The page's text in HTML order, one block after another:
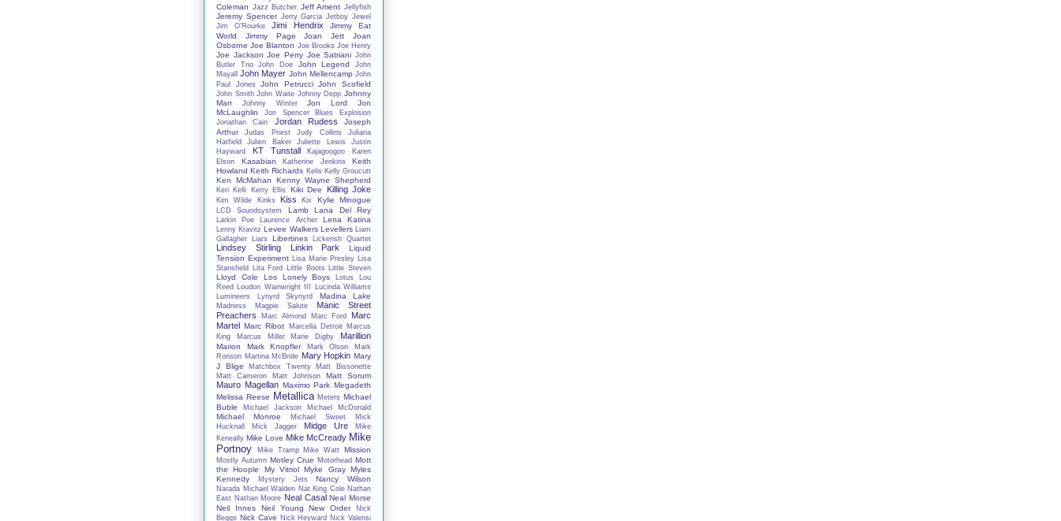
Coleman Jazz Butcher Jeff Ament Jellyfish
Jeremy Spencer Jerry Garcia Jetboy Jewel
Jim O'Rourke
Jimi Hendrix
Jimmy Eat
World
Jimmy Page Joan Jett
Joan
Osborne Joe Blanton Joe Brooks Joe Henry
Joe Jackson Joe Perry Joe Satriani John
Butler Trio
John Doe John Legend
John
Mayall
John Mayer John Mellencamp John
Paul Jones
John Petrucci John Scofield
John Smith John Waite Johnny Depp Johnny
Marr
Johnny Winter Jon Lord
Jon
McLaughlin
Jon Spencer Blues Explosion
Jonathan Cain
Jordan Rudess
Joseph
Arthur
Judas Priest Judy Collins
Juliana
Hatfield
Julien Baker Juliette Lewis
Justin
Hayward
KT Tunstall Kajagoogoo
Karen
Elson
Kasabian Katherine Jenkins
Keith
Howland Keith Richards Kelis Kelly Groucutt
Ken McMahan Kenny Wayne Shepherd
Keri Kelli Kerry Ellis Kiki Dee Killing Joke
Kim Wilde Kinks Kiss Kix Kylie Minogue
LCD Soundsystem Lamb Lana Del Rey
Larkin Poe Laurence Archer Lena Katina
Lenny Kravitz Levee Walkers Levellers
Liam
Gallagher
Liars Libertines Lickerish Quartet
Lindsey Stirling Linkin Park
Liquid
Tension Experiment
Lisa Marie Presley
Lisa
Stansfield
Lita Ford Little Boots Little Steven
Lloyd Cole Los Lonely Boys Lotus
Lou
Reed
Loudon Wainwright III
Lucinda Williams
Lumineers
Lynyrd Skynyrd Madina Lake
Madness Magpie Salute
Manic Street
Preachers
Marc Almond Marc Ford
Marc
Martel Marc Ribot Marcella Detroit
Marcus
King
Marcus Miller Marie Digby Marillion
Marion Mark Knopfler Mark Olson
Mark
Ronson Martina McBride Mary Hopkin Mary
J Blige
Matchbox Twenty
Matt Bissonette
Matt Cameron
Matt Johnson Matt Sorum
Mauro Magellan Maximo Park Megadeth
Melissa Reese
Metallica Meters Michael
Buble
Michael Jackson Michael McDonald
Michael Monroe Michael Sweet
Mick
Hucknall
Mick Jagger Midge Ure
Mike
Keneally Mike Love Mike McCready Mike
Portnoy
Mike Tramp Mike Watt Mission
Mostly Autumn Motley Crue Motorhead Mott
the Hoople
My Vitriol Myke Gray Myles
Kennedy
Mystery Jets Nancy Wilson
Narada Michael Walden Nat King Cole Nathan
East Nathan Moore Neal Casal Neal Morse
Neil Innes
Neil Young New Order
Nick
Beggs Nick Cave Nick Heyward Nick Valensi